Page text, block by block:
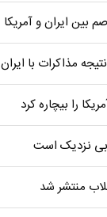
بین ایران و آمریکا
مذاکرات با ایران
نزدیک است
منتشر شد